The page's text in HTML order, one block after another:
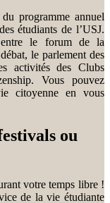
programme annuel
étudiants de l’USJ.
le forum de la
le parlement des
activités des Clubs
Vous pouvez
citoyenne en vous
ou
votre temps libre !
de la vie étudiante